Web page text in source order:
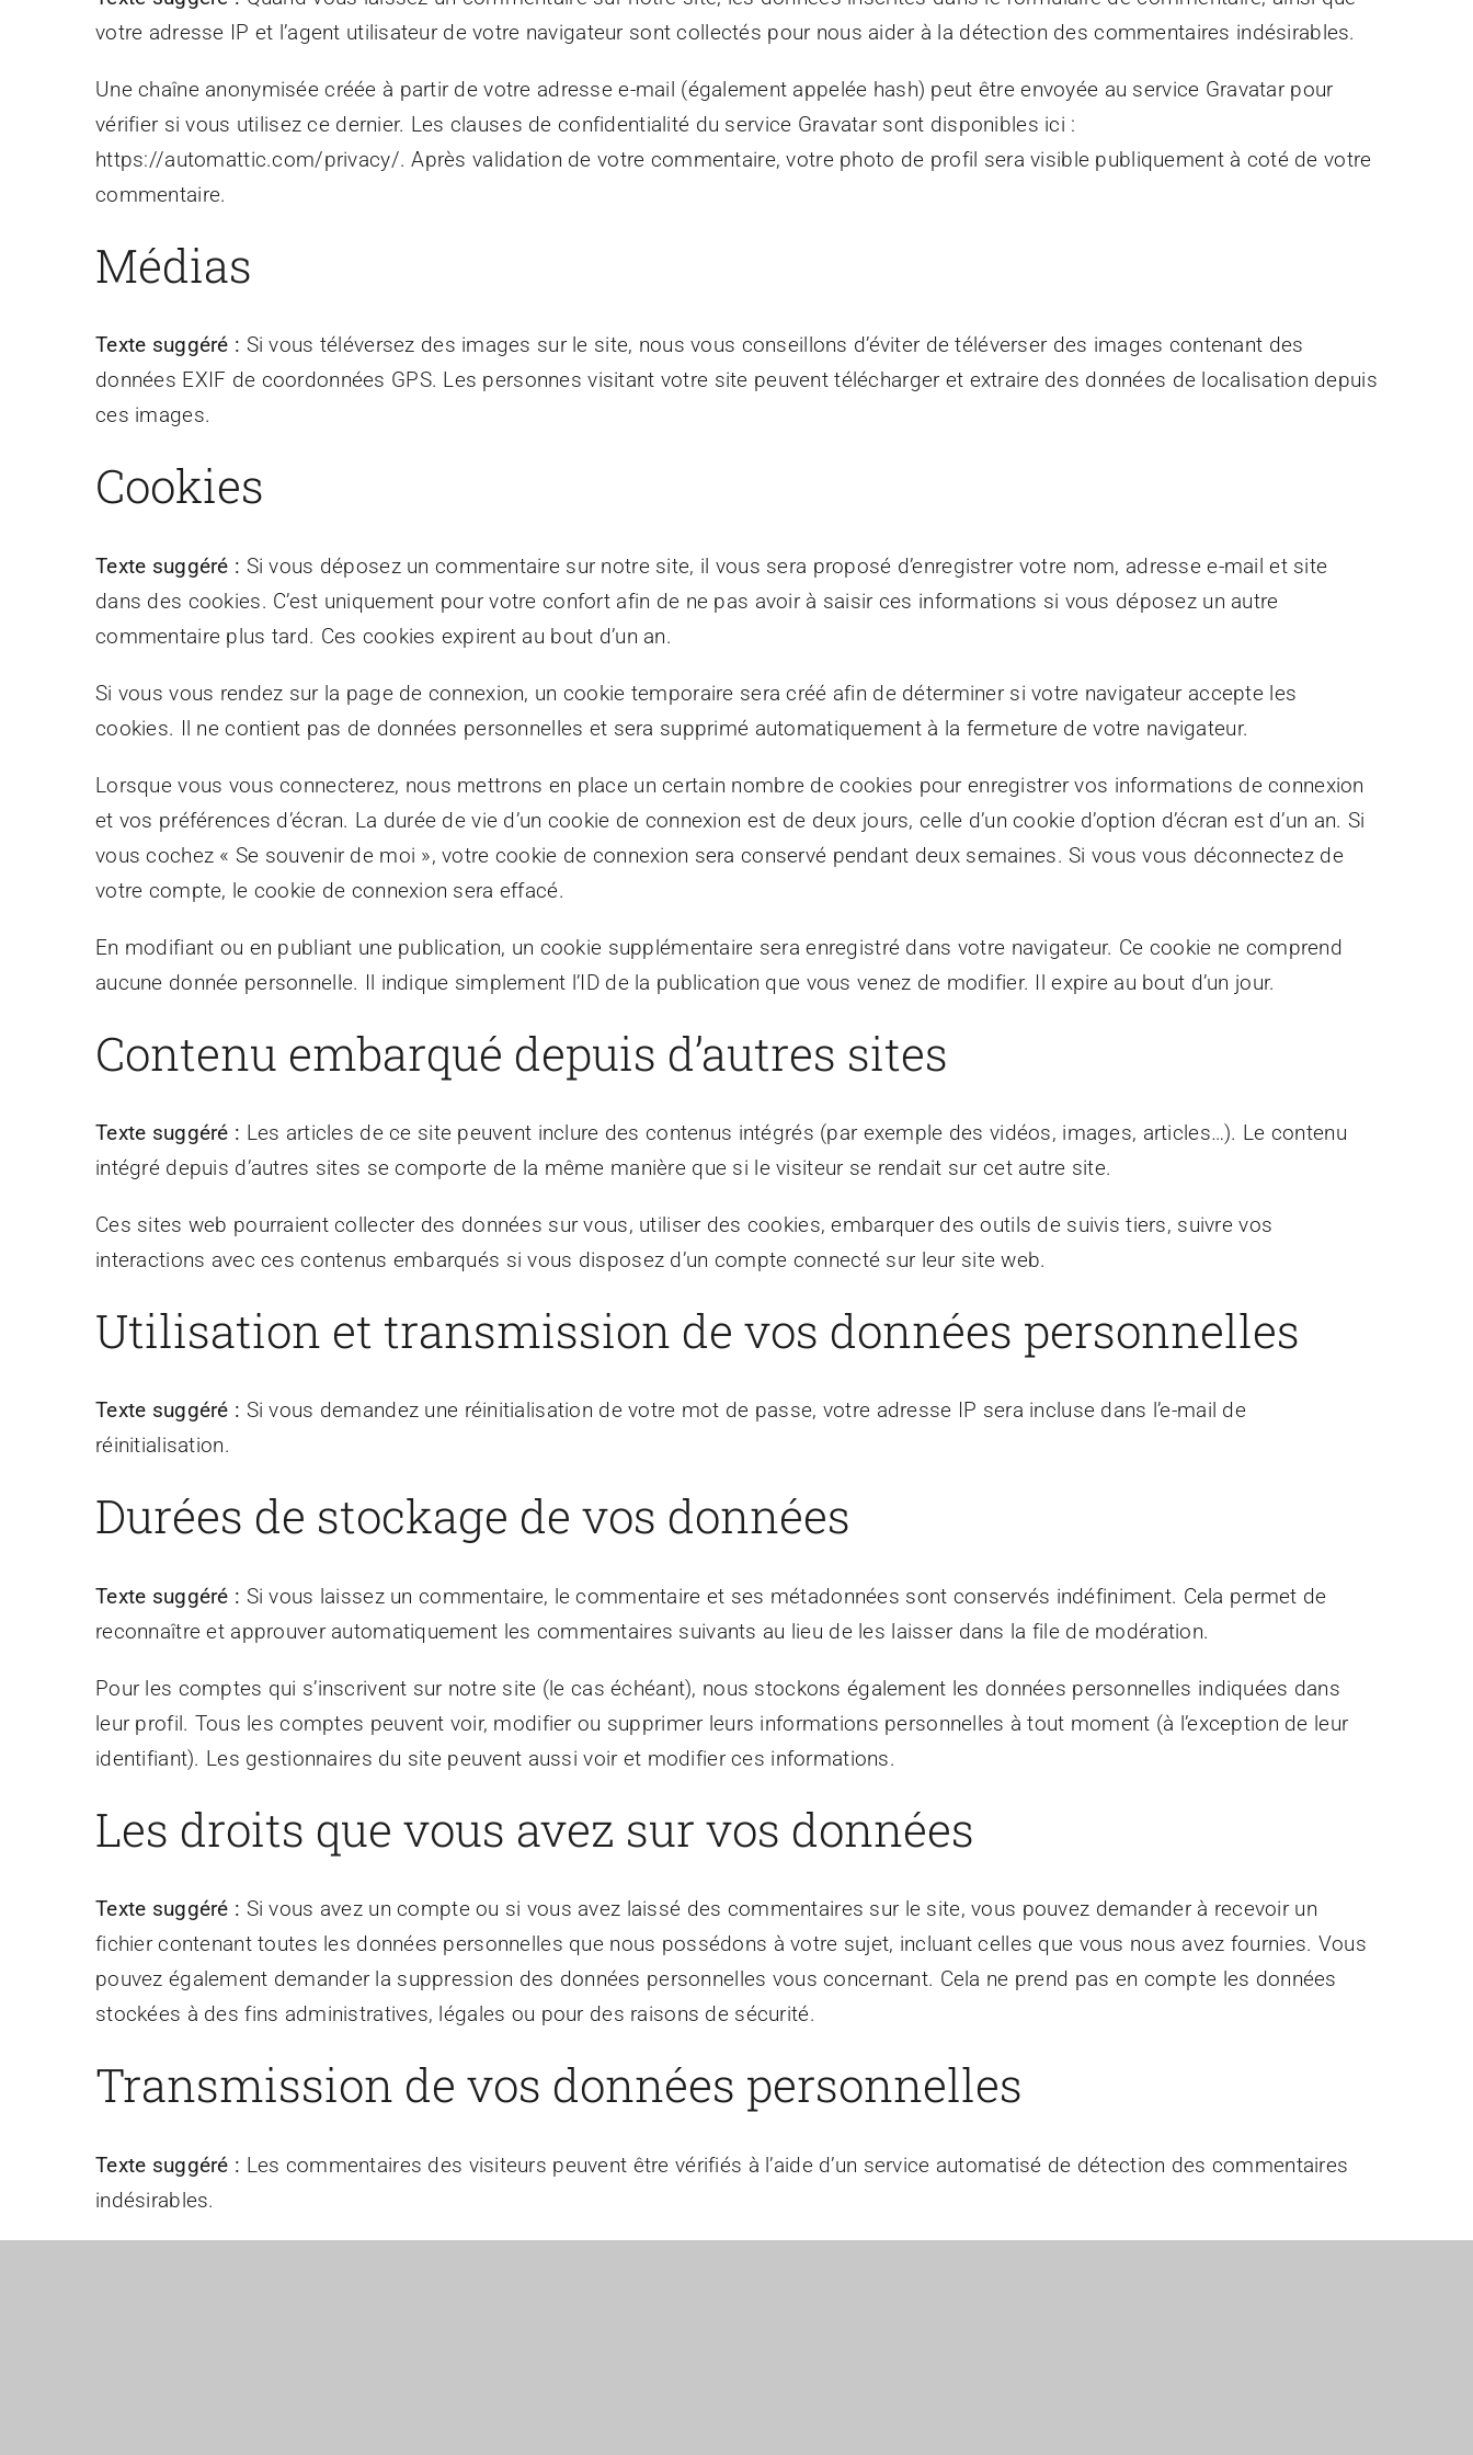
votre adresse IP et l’agent utilisateur de votre navigateur sont collectés pour nous aider à la détection des commentaires indésirables.
Une chaîne anonymisée créée à partir de votre adresse e-mail (également appelée hash) peut être envoyée au service Gravatar pour
vérifier si vous utilisez ce dernier. Les clauses de confidentialité du service Gravatar sont disponibles ici :
https://automattic.com/privacy/. Après validation de votre commentaire, votre photo de profil sera visible publiquement à coté de votre
commentaire.
Médias
Texte suggéré : Si vous téléversez des images sur le site, nous vous conseillons d’éviter de téléverser des images contenant des
données EXIF de coordonnées GPS. Les personnes visitant votre site peuvent télécharger et extraire des données de localisation depuis
ces images.
Cookies
Texte suggéré : Si vous déposez un commentaire sur notre site, il vous sera proposé d’enregistrer votre nom, adresse e-mail et site
dans des cookies. C’est uniquement pour votre confort afin de ne pas avoir à saisir ces informations si vous déposez un autre
commentaire plus tard. Ces cookies expirent au bout d’un an.
Si vous vous rendez sur la page de connexion, un cookie temporaire sera créé afin de déterminer si votre navigateur accepte les
cookies. Il ne contient pas de données personnelles et sera supprimé automatiquement à la fermeture de votre navigateur.
Lorsque vous vous connecterez, nous mettrons en place un certain nombre de cookies pour enregistrer vos informations de connexion
et vos préférences d’écran. La durée de vie d’un cookie de connexion est de deux jours, celle d’un cookie d’option d’écran est d’un an. Si
vous cochez « Se souvenir de moi », votre cookie de connexion sera conservé pendant deux semaines. Si vous vous déconnectez de
votre compte, le cookie de connexion sera effacé.
En modifiant ou en publiant une publication, un cookie supplémentaire sera enregistré dans votre navigateur. Ce cookie ne comprend
aucune donnée personnelle. Il indique simplement l’ID de la publication que vous venez de modifier. Il expire au bout d’un jour.
Contenu embarqué depuis d’autres sites
Texte suggéré : Les articles de ce site peuvent inclure des contenus intégrés (par exemple des vidéos, images, articles…). Le contenu
intégré depuis d’autres sites se comporte de la même manière que si le visiteur se rendait sur cet autre site.
Ces sites web pourraient collecter des données sur vous, utiliser des cookies, embarquer des outils de suivis tiers, suivre vos
interactions avec ces contenus embarqués si vous disposez d’un compte connecté sur leur site web.
Utilisation et transmission de vos données personnelles
Texte suggéré : Si vous demandez une réinitialisation de votre mot de passe, votre adresse IP sera incluse dans l’e-mail de
réinitialisation.
Durées de stockage de vos données
Texte suggéré : Si vous laissez un commentaire, le commentaire et ses métadonnées sont conservés indéfiniment. Cela permet de
reconnaître et approuver automatiquement les commentaires suivants au lieu de les laisser dans la file de modération.
Pour les comptes qui s’inscrivent sur notre site (le cas échéant), nous stockons également les données personnelles indiquées dans
leur profil. Tous les comptes peuvent voir, modifier ou supprimer leurs informations personnelles à tout moment (à l’exception de leur
identifiant). Les gestionnaires du site peuvent aussi voir et modifier ces informations.
Les droits que vous avez sur vos données
Texte suggéré : Si vous avez un compte ou si vous avez laissé des commentaires sur le site, vous pouvez demander à recevoir un
fichier contenant toutes les données personnelles que nous possédons à votre sujet, incluant celles que vous nous avez fournies. Vous
pouvez également demander la suppression des données personnelles vous concernant. Cela ne prend pas en compte les données
stockées à des fins administratives, légales ou pour des raisons de sécurité.
Transmission de vos données personnelles
Texte suggéré : Les commentaires des visiteurs peuvent être vérifiés à l’aide d’un service automatisé de détection des commentaires
indésirables.